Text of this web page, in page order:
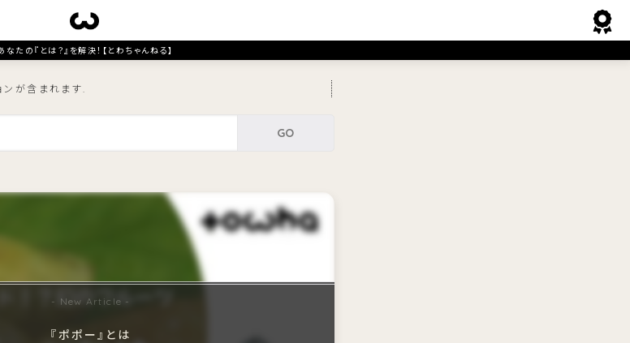
なたの『とは？』を解決！【とわちゃんねる】
ンが含まれます.
『ポポー』とは